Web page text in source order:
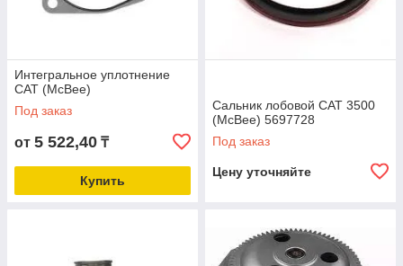
Интегральное уплотнение
CAT (McBee)
Под заказ
от 5 522,40 ₸
Купить
Сальник лобовой CAT 3500
(McBee) 5697728
Под заказ
Цену уточняйте